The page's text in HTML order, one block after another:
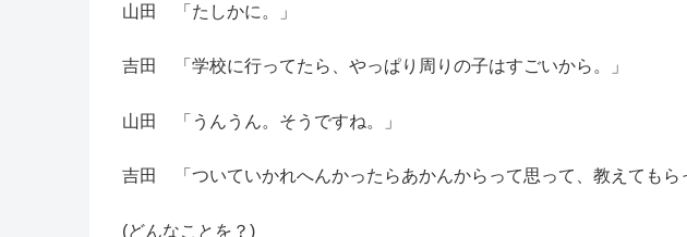
山田 「たしかに。」
吉田 「学校に行ってたら、やっぱり周りの子はすごいから。」
山田 「うんうん。そうですね。」
吉田 「ついていかれへんかったらあかんからって思って、教えてもら
(どんなことを？)